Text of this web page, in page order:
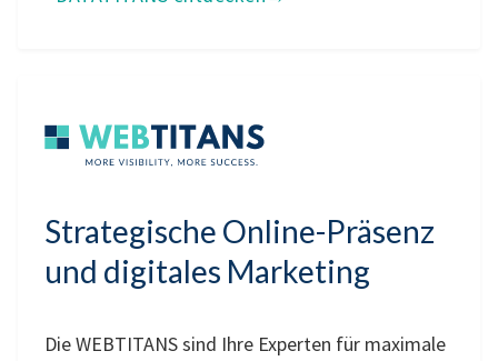
Strategische Online-Präsenz
und digitales Marketing
Die WEBTITANS sind Ihre Experten für maximale